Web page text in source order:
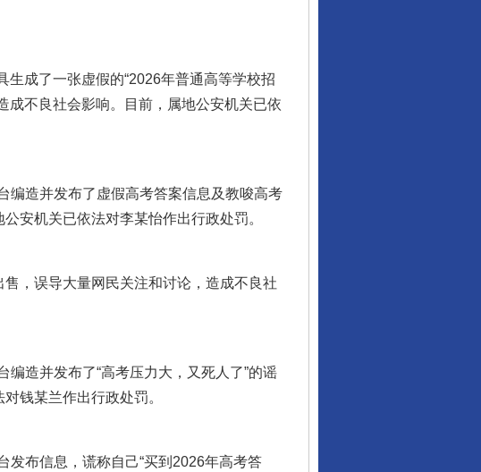
成了一张虚假的“2026年普通高等学校招
成不良社会影响。目前，属地公安机关已依
造并发布了虚假高考答案信息及教唆高考
安机关已依法对李某怡作出行政处罚。
，误导大量网民关注和讨论，造成不良社
造并发布了“高考压力大，又死人了”的谣
钱某兰作出行政处罚。
布信息，谎称自己“买到2026年高考答